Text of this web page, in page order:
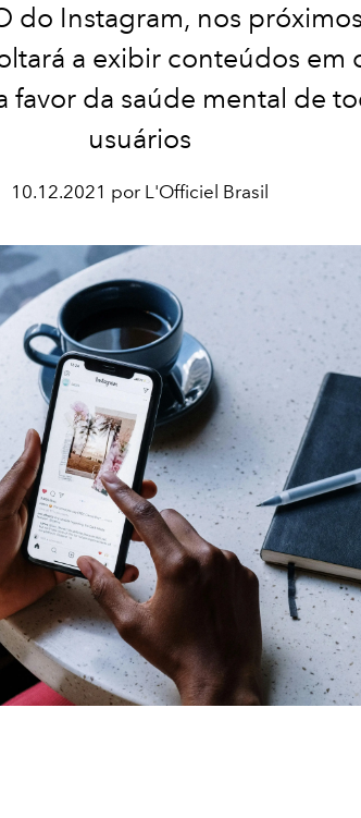
do Instagram, nos
a exibir conteúdos em
favor da saúde mental de
usuários
10.12.2021 por L'Officiel Brasil